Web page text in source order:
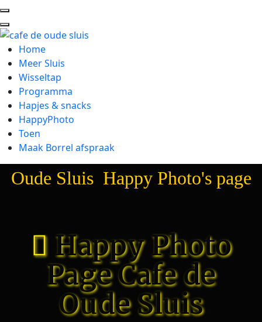
Home
Meer Sluis
Wisseltap
Programma
Hapjes & snacks
HappyPhoto
Toen
Maak Borrel afspraak
Oude Sluis Happy Photo's page
Happy Photo
Page Cafe de
Oude Sluis